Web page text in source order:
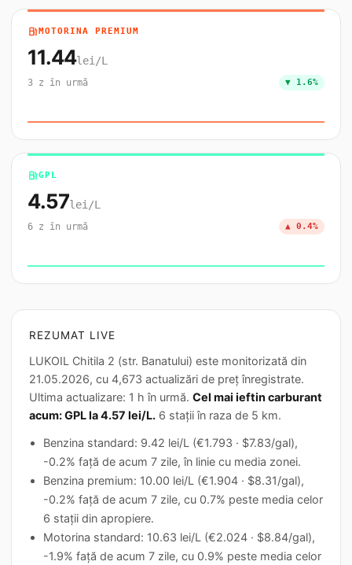
local_gas_stationMOTORINA PREMIUM
11.44lei/L
3 z în urmă ▼ 1.6%
local_gas_stationGPL
4.57lei/L
6 z în urmă ▲ 0.4%
REZUMAT LIVE
LUKOIL Chitila 2 (str. Banatului) este monitorizată din
21.05.2026, cu 4,673 actualizări de preț înregistrate.
Ultima actualizare: 1 h în urmă. Cel mai ieftin carburant
acum: GPL la 4.57 lei/L. 6 stații în raza de 5 km.
Benzina standard: 9.42 lei/L (€1.793 · $7.83/gal),
-0.2% față de acum 7 zile, în linie cu media zonei.
Benzina premium: 10.00 lei/L (€1.904 · $8.31/gal),
-0.2% față de acum 7 zile, cu 0.7% peste media celor
6 stații din apropiere.
Motorina standard: 10.63 lei/L (€2.024 · $8.84/gal),
-1.9% față de acum 7 zile, cu 0.9% peste media celor